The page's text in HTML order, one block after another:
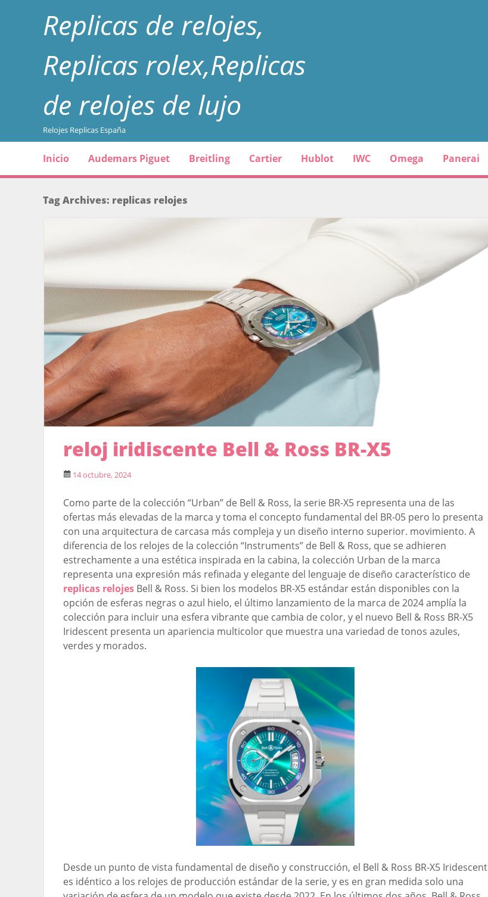
Replicas de relojes,
Replicas rolex,Replicas
de relojes de lujo
Relojes Replicas España
Menu
Skip to content
Inicio Audemars Piguet Breitling Cartier Hublot IWC Omega Panerai
Tag Archives: replicas relojes
reloj iridiscente Bell & Ross BR-X5
14 octubre, 2024
Como parte de la colección “Urban” de Bell & Ross, la serie BR-X5 representa una de las
ofertas más elevadas de la marca y toma el concepto fundamental del BR-05 pero lo presenta
con una arquitectura de carcasa más compleja y un diseño interno superior. movimiento. A
diferencia de los relojes de la colección “Instruments” de Bell & Ross, que se adhieren
estrechamente a una estética inspirada en la cabina, la colección Urban de la marca
representa una expresión más refinada y elegante del lenguaje de diseño característico de
replicas relojes Bell & Ross. Si bien los modelos BR-X5 estándar están disponibles con la
opción de esferas negras o azul hielo, el último lanzamiento de la marca de 2024 amplía la
colección para incluir una esfera vibrante que cambia de color, y el nuevo Bell & Ross BR-X5
Iridescent presenta un apariencia multicolor que muestra una variedad de tonos azules,
verdes y morados.
Desde un punto de vista fundamental de diseño y construcción, el Bell & Ross BR-X5 Iridescent
es idéntico a los relojes de producción estándar de la serie, y es en gran medida solo una